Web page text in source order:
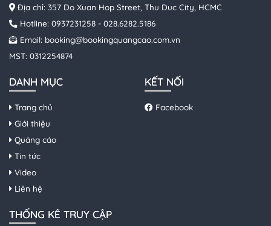
Địa chỉ: 357 Do Xuan Hop Street, Thu Duc City, HCMC
Hotline: 0937231258 - 028.6282.5186
Email: booking@bookingquangcao.com.vn
MST: 0312254874
DANH MỤC
Trang chủ
Giới thiệu
Quảng cáo
Tin tức
Video
Liên hệ
KẾT NỐI
Facebook
THỐNG KÊ TRUY CẬP